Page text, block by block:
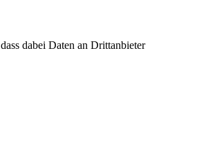
dabei Daten an Drittanbieter